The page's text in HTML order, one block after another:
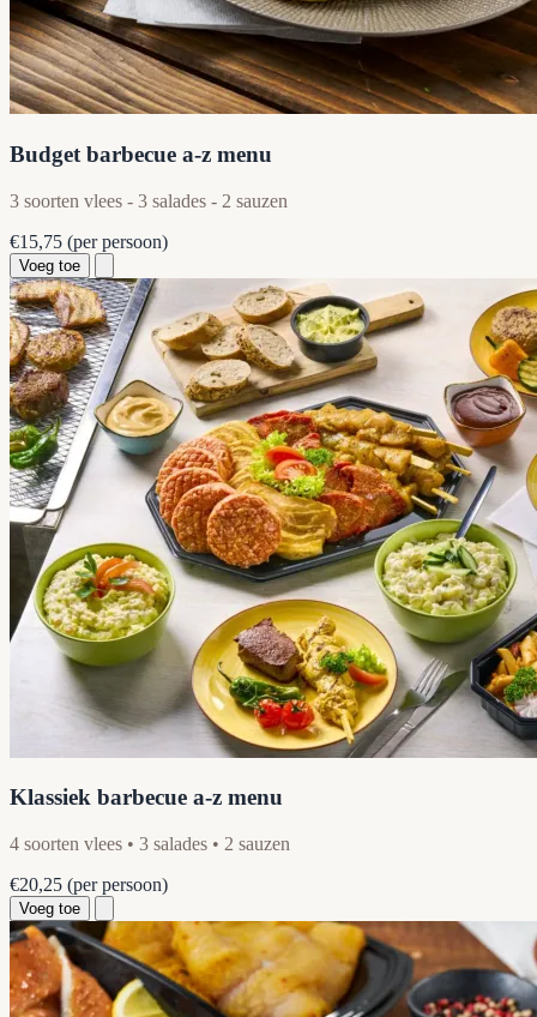
Budget barbecue a-z menu
3 soorten vlees - 3 salades - 2 sauzen
€15,75 (per persoon)
Voeg toe
Klassiek barbecue a-z menu
4 soorten vlees • 3 salades • 2 sauzen
€20,25 (per persoon)
Voeg toe